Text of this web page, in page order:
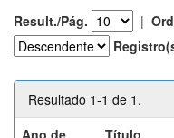
Result./Pág. |
Resultado 1-1 de 1.
Ano de
Título